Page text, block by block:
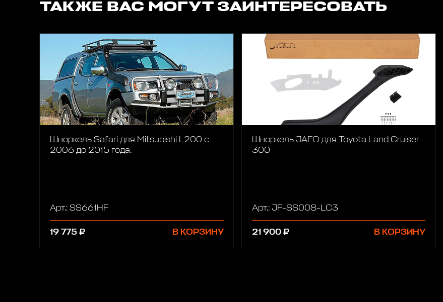
ТАКЖЕ ВАС МОГУТ ЗАИНТЕРЕСОВАТЬ
Шноркель Safari для Mitsubishi L200 с
2006 до 2015 года.
Арт.: SS661HF
19 775 ₽ В КОРЗИНУ
Шноркель JAFO для Toyota Land Cruiser
300
Арт.: JF-SS008-LC3
21 900 ₽ В КОРЗИНУ